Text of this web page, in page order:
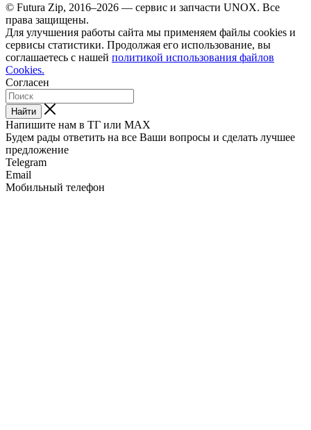
© Futura Zip, 2016–2026 — сервис и запчасти UNOX. Все
права защищены.
Для улучшения работы сайта мы применяем файлы cookies и
сервисы статистики. Продолжая его использование, вы
соглашаетесь с нашей политикой использования файлов
Cookies.
Согласен
Найти
Напишите нам в ТГ или MAX
Будем рады ответить на все Ваши вопросы и сделать лучшее
предложение
Telegram
Email
Мобильный телефон